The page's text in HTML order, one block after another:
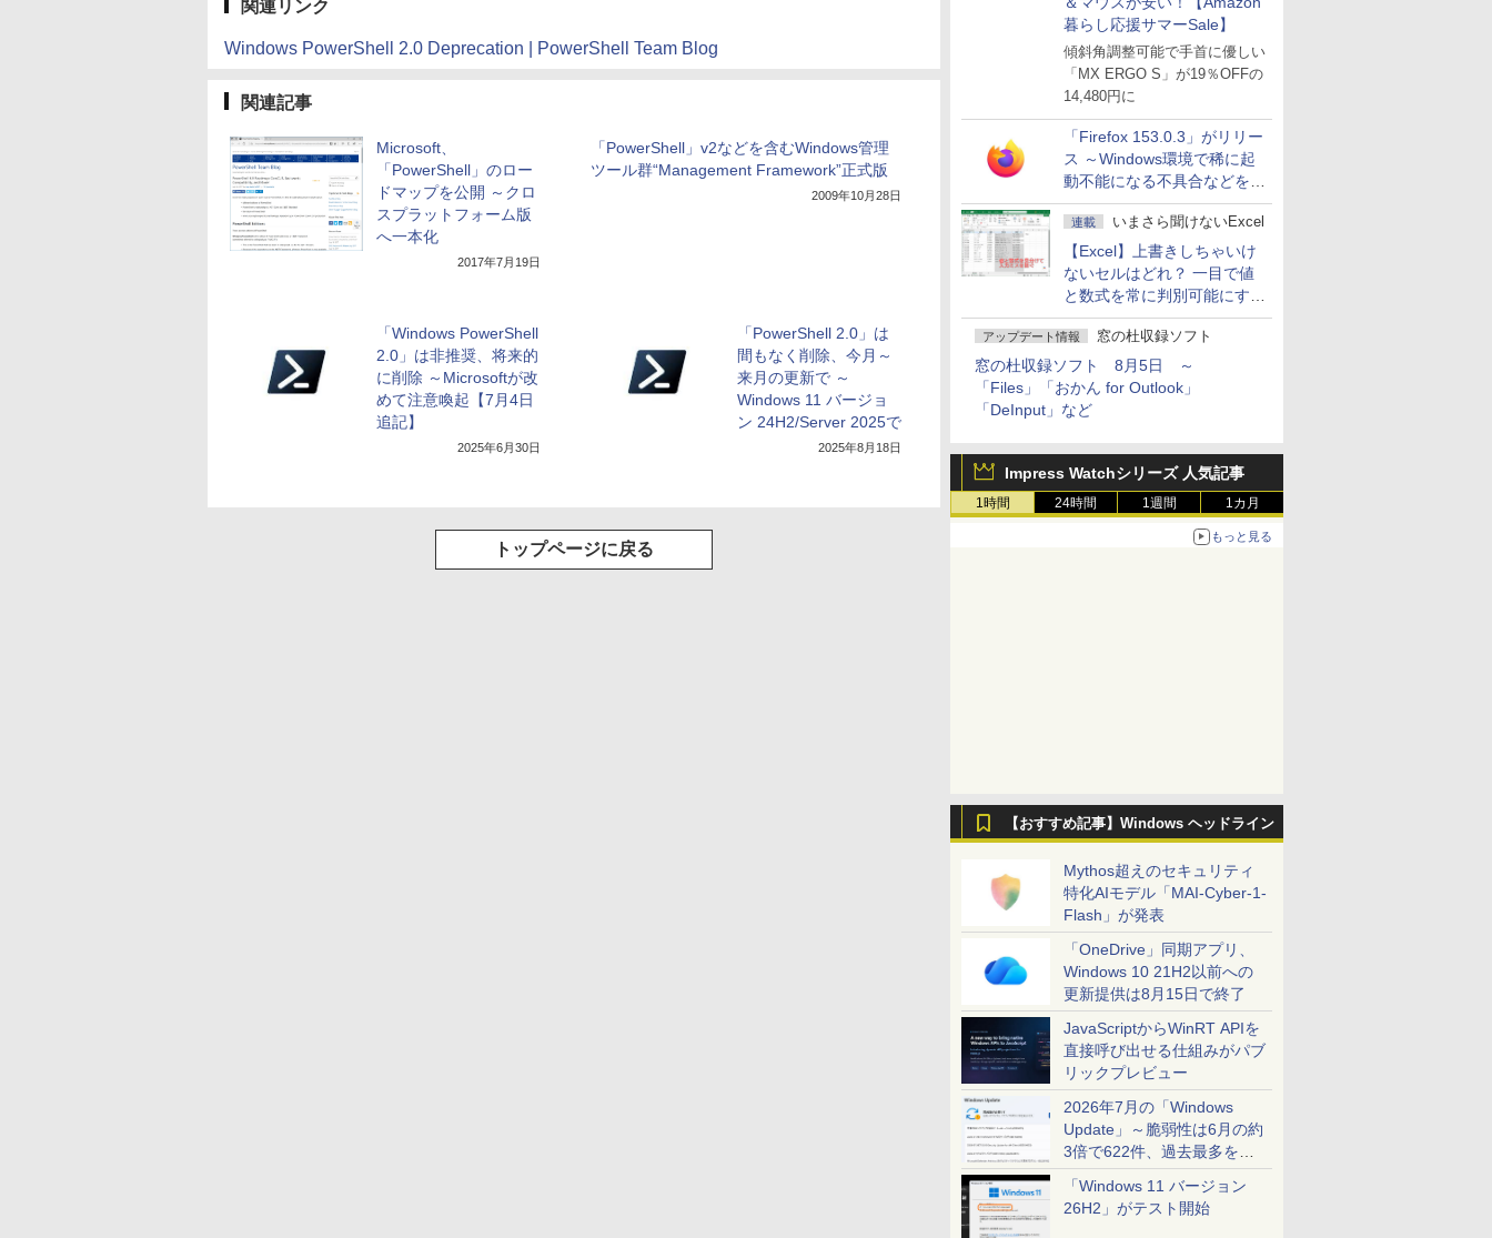
暮らし応援サマーSale】
傾斜角調整可能で手首に優しい
「MX ERGO S」が19％OFFの
14,480円に
「Firefox 153.0.3」がリリー
ス ～Windows環境で稀に起
動不能になる不具合などを解
決
連載 いまさら聞けないExcel
【Excel】上書きしちゃいけ
ないセルはどれ？ 一目で値
と数式を常に判別可能にする
方法
アップデート情報 窓の杜収録ソフト
窓の杜収録ソフト 8月5日 ～
「Files」「おかん for Outlook」
「DeInput」など
Impress Watchシリーズ 人気記事
1時間 24時間 1週間 1カ月
もっと見る
【おすすめ記事】Windows ヘッドライン
Mythos超えのセキュリティ
特化AIモデル「MAI-Cyber-1-
Flash」が発表
「OneDrive」同期アプリ、
Windows 10 21H2以前への
更新提供は8月15日で終了
JavaScriptからWinRT APIを
直接呼び出せる仕組みがパブ
リックプレビュー
2026年7月の「Windows
Update」～脆弱性は6月の約
3倍で622件、過去最多を大
幅に更新
「Windows 11 バージョン
26H2」がテスト開始
関連リンク
Windows PowerShell 2.0 Deprecation | PowerShell Team Blog
関連記事
Microsoft、
「PowerShell」のロー
ドマップを公開 ～クロ
スプラットフォーム版
へ一本化
2017年7月19日
「PowerShell」v2などを含むWindows管理
ツール群“Management Framework”正式版
2009年10月28日
「Windows PowerShell
2.0」は非推奨、将来的
に削除 ～Microsoftが改
めて注意喚起【7月4日
追記】
2025年6月30日
「PowerShell 2.0」は
間もなく削除、今月～
来月の更新で ～
Windows 11 バージョ
ン 24H2/Server 2025で
2025年8月18日
トップページに戻る